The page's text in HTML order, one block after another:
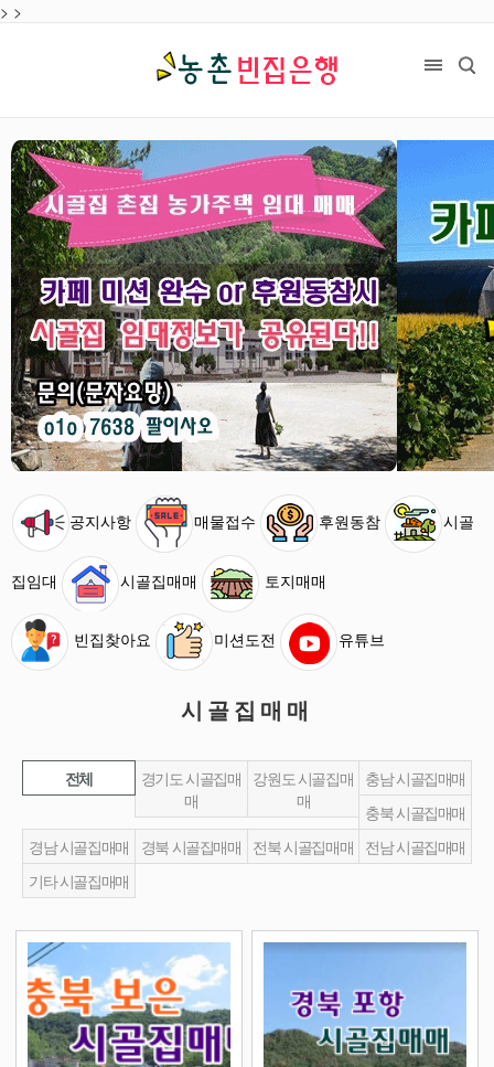
> >
공지사항 매물접수 후원동참 시골
집임대 시골집매매 토지매매
빈집찾아요 미션도전 유튜브
시골집매매
전체
경기도 시골집매
매
강원도 시골집매
매
충남 시골집매매
충북 시골집매매
경남 시골집매매
경북 시골집매매 전북 시골집매매 전남 시골집매매
기타 시골집매매